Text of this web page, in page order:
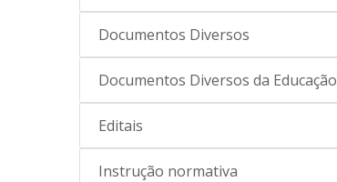
Documentos Diversos
Documentos Diversos da Educação
Editais
Instrução normativa